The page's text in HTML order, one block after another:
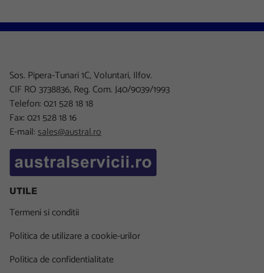
Sos. Pipera-Tunari 1C, Voluntari, Ilfov.
CIF RO 3738836, Reg. Com. J40/9039/1993
Telefon: 021 528 18 18
Fax: 021 528 18 16
E-mail:sales@austral.ro
UTILE
Termeni si conditii
Politica de utilizare a cookie-urilor
Politica de confidentialitate